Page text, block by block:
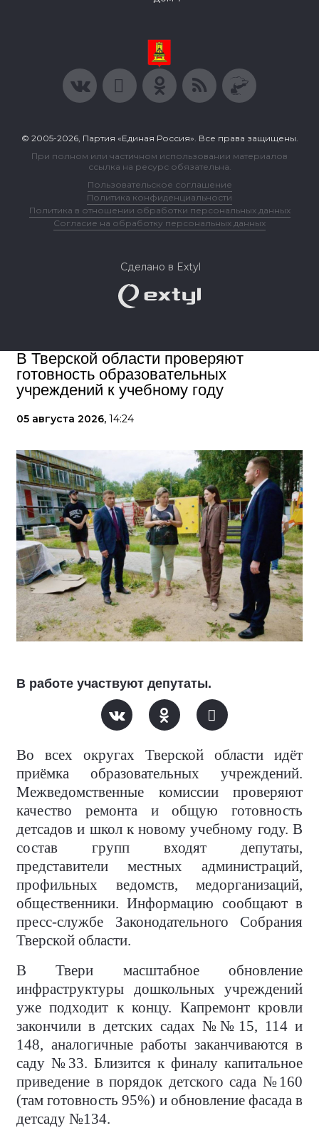
© 2005-2026, Партия «Единая Россия». Все права защищены.
При полном или частичном использовании материалов
ссылка на ресурс обязательна.
Пользовательское соглашение
Политика конфиденциальности
Политика в отношении обработки персональных данных
Согласие на обработку персональных данных
Сделано в Extyl
В Тверской области проверяют
готовность образовательных
учреждений к учебному году
05 августа 2026, 14:24
В работе участвуют депутаты.
Во всех округах Тверской области идёт
приёмка образовательных учреждений.
Межведомственные комиссии проверяют
качество ремонта и общую готовность
детсадов и школ к новому учебному году. В
состав групп входят депутаты,
представители местных администраций,
профильных ведомств, медорганизаций,
общественники. Информацию сообщают в
пресс-службе Законодательного Собрания
Тверской области.
В Твери масштабное обновление
инфраструктуры дошкольных учреждений
уже подходит к концу. Капремонт кровли
закончили в детских садах №№15, 114 и
148, аналогичные работы заканчиваются в
саду №33. Близится к финалу капитальное
приведение в порядок детского сада №160
(там готовность 95%) и обновление фасада в
детсаду №134.